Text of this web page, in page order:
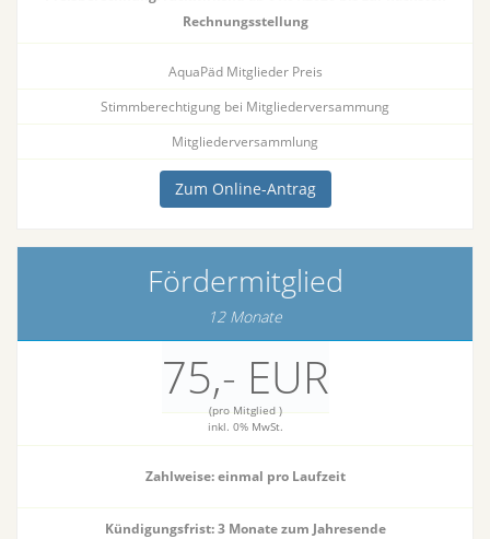
Rechnungsstellung
AquaPäd Mitglieder Preis
Stimmberechtigung bei Mitgliederversammung
Mitgliederversammlung
Zum Online-Antrag
Fördermitglied
12 Monate
75,- EUR
(pro Mitglied )
inkl. 0% MwSt.
Zahlweise:einmal pro Laufzeit
Kündigungsfrist: 3 Monate zum Jahresende